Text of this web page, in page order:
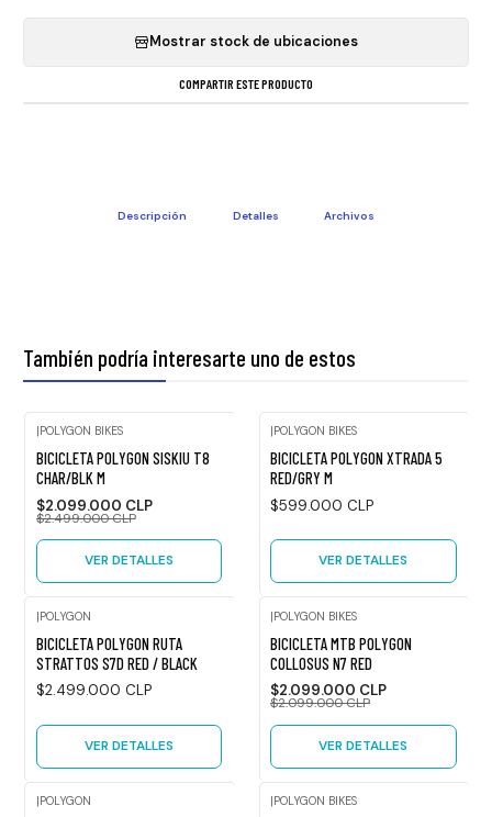
Mostrar stock de ubicaciones
COMPARTIR ESTE PRODUCTO
Descripción Detalles Archivos
También podría interesarte uno de estos
-16%
OFF
|POLYGON BIKES
BICICLETA POLYGON SISKIU T8
CHAR/BLK M
$2.099.000 CLP
$2.499.000 CLP
VER DETALLES
|POLYGON BIKES
BICICLETA POLYGON XTRADA 5
RED/GRY M
$599.000 CLP
VER DETALLES
|POLYGON
BICICLETA POLYGON RUTA
STRATTOS S7D RED / BLACK
$2.499.000 CLP
VER DETALLES
-9%
OFF
|POLYGON BIKES
BICICLETA MTB POLYGON
COLLOSUS N7 RED
$2.099.000 CLP
$2.099.000 CLP
VER DETALLES
POLYGON POLYGON BIKES